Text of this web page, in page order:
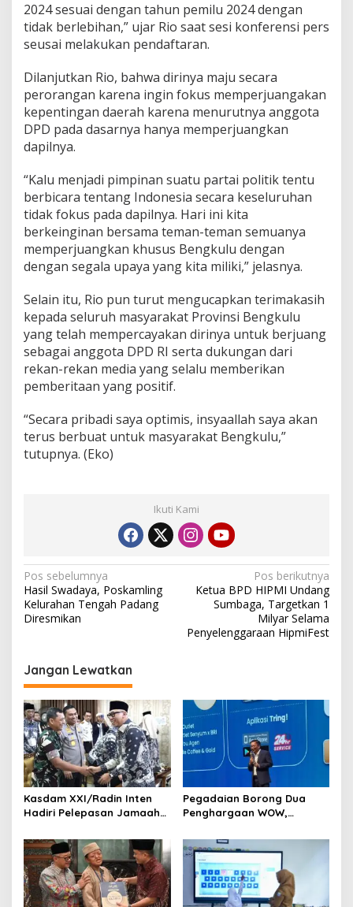
2024 sesuai dengan tahun pemilu 2024 dengan
tidak berlebihan,” ujar Rio saat sesi konferensi pers
seusai melakukan pendaftaran.
Dilanjutkan Rio, bahwa dirinya maju secara
perorangan karena ingin fokus memperjuangakan
kepentingan daerah karena menurutnya anggota
DPD pada dasarnya hanya memperjuangkan
dapilnya.
“Kalu menjadi pimpinan suatu partai politik tentu
berbicara tentang Indonesia secara keseluruhan
tidak fokus pada dapilnya. Hari ini kita
berkeinginan bersama teman-teman semuanya
memperjuangkan khusus Bengkulu dengan
dengan segala upaya yang kita miliki,” jelasnya.
Selain itu, Rio pun turut mengucapkan terimakasih
kepada seluruh masyarakat Provinsi Bengkulu
yang telah mempercayakan dirinya untuk berjuang
sebagai anggota DPD RI serta dukungan dari
rekan-rekan media yang selalu memberikan
pemberitaan yang positif.
“Secara pribadi saya optimis, insyaallah saya akan
terus berbuat untuk masyarakat Bengkulu,”
tutupnya. (Eko)
Ikuti Kami
Navigasi
pos
Pos sebelumnya
Hasil Swadaya, Poskamling
Kelurahan Tengah Padang
Diresmikan
Pos berikutnya
Ketua BPD HIPMI Undang
Sumbaga, Targetkan 1
Milyar Selama
Penyelenggaraan HipmiFest
Jangan Lewatkan
Kasdam XXI/Radin Inten
Hadiri Pelepasan Jamaah
Provinsi Lampung
Pegadaian Borong Dua
Penghargaan WOW,
Emas